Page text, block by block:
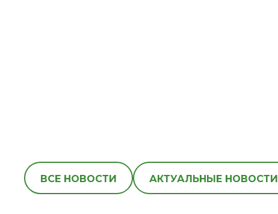
ВСЕ НОВОСТИ АКТУАЛЬНЫЕ НОВОСТИ